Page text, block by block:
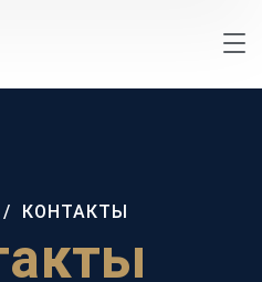
КОНТАКТЫ